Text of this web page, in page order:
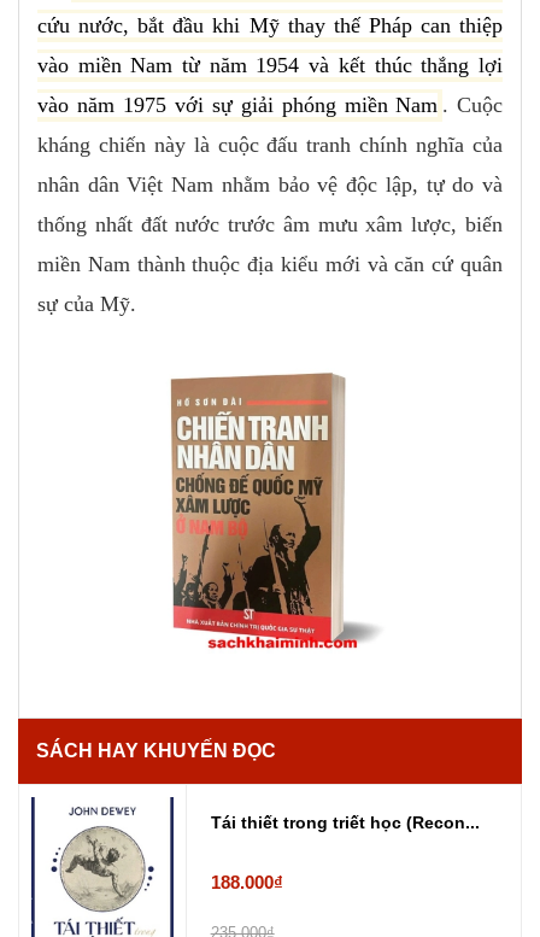
cứu nước, bắt đầu khi Mỹ thay thế Pháp can thiệp
vào miền Nam từ năm 1954 và kết thúc thắng lợi
vào năm 1975 với sự giải phóng miền Nam . Cuộc
kháng chiến này là cuộc đấu tranh chính nghĩa của
nhân dân Việt Nam nhằm bảo vệ độc lập, tự do và
thống nhất đất nước trước âm mưu xâm lược, biến
miền Nam thành thuộc địa kiểu mới và căn cứ quân
sự của Mỹ.
SÁCH HAY KHUYẾN ĐỌC
Tái thiết trong triết học (Recon...
188.000₫
235.000₫